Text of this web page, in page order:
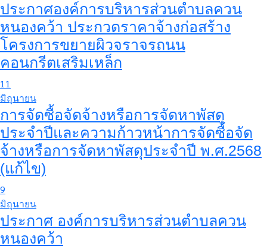
ประกาศองค์การบริหารส่วนตำบลควน
หนองคว้า ประกวดราคาจ้างก่อสร้าง
โครงการขยายผิวจราจรถนน
คอนกรีตเสริมเหล็ก
11
มิถุนายน
การจัดซื้อจัดจ้างหรือการจัดหาพัสดุ
ประจำปีและความก้าวหน้าการจัดซื้อจัด
จ้างหรือการจัดหาพัสดุประจำปี พ.ศ.2568
(แก้ไข)
9
มิถุนายน
ประกาศ องค์การบริหารส่วนตำบลควน
หนองคว้า